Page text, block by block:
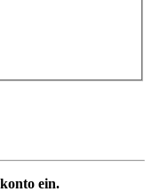
ein.